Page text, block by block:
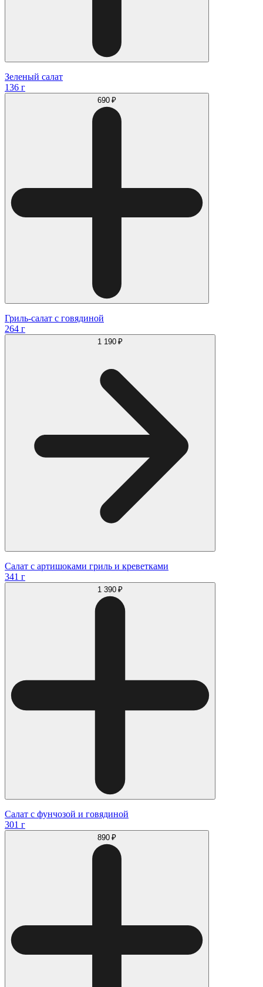
Зеленый салат
136 г
690 ₽
Гриль-салат с говядиной
264 г
1 190 ₽
Салат с артишоками гриль и креветками
341 г
1 390 ₽
Салат с фунчозой и говядиной
301 г
890 ₽